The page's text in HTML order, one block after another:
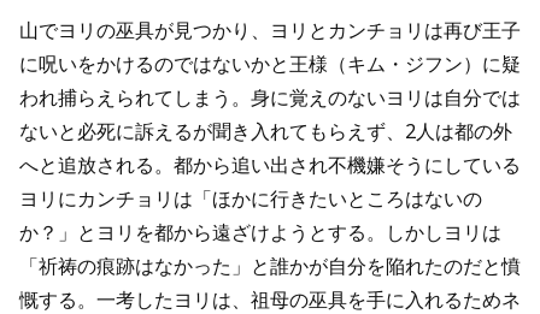
山でヨリの巫具が見つかり、ヨリとカンチョリは再び王子
に呪いをかけるのではないかと王様（キム・ジフン）に疑
われ捕らえられてしまう。身に覚えのないヨリは自分では
ないと必死に訴えるが聞き入れてもらえず、2人は都の外
へと追放される。都から追い出され不機嫌そうにしている
ヨリにカンチョリは「ほかに行きたいところはないの
か？」とヨリを都から遠ざけようとする。しかしヨリは
「祈祷の痕跡はなかった」と誰かが自分を陥れたのだと憤
慨する。一考したヨリは、祖母の巫具を手に入れるためネ